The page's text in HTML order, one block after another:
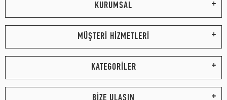
KURUMSAL
MÜŞTERİ HİZMETLERİ
KATEGORİLER
BİZE ULAŞIN